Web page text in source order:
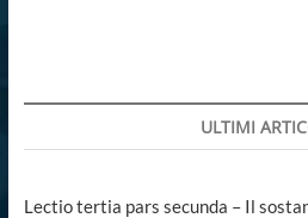
ULTIMI
Lectio tertia pars secunda – Il